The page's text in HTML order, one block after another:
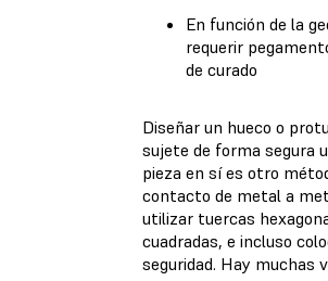
En función de la
requerir
de curado
Diseñar un hueco o
sujete de forma segura
pieza en sí es otro
contacto de metal a
utilizar tuercas
cuadradas, e incluso
seguridad. Hay muchas